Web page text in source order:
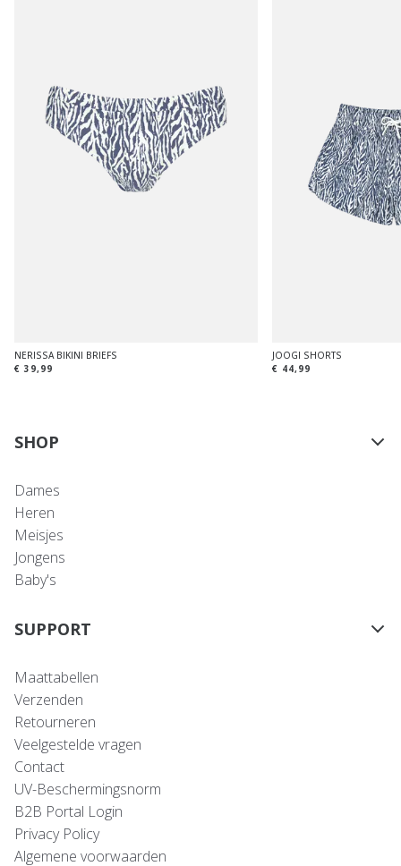
NERISSA BIKINI BRIEFS
€ 39,99
JOOGI SHORTS
€ 44,99
SHOP
Dames
Heren
Meisjes
Jongens
Baby's
SUPPORT
Maattabellen
Verzenden
Retourneren
Veelgestelde vragen
Contact
UV-Beschermingsnorm
B2B Portal Login
Privacy Policy
Algemene voorwaarden